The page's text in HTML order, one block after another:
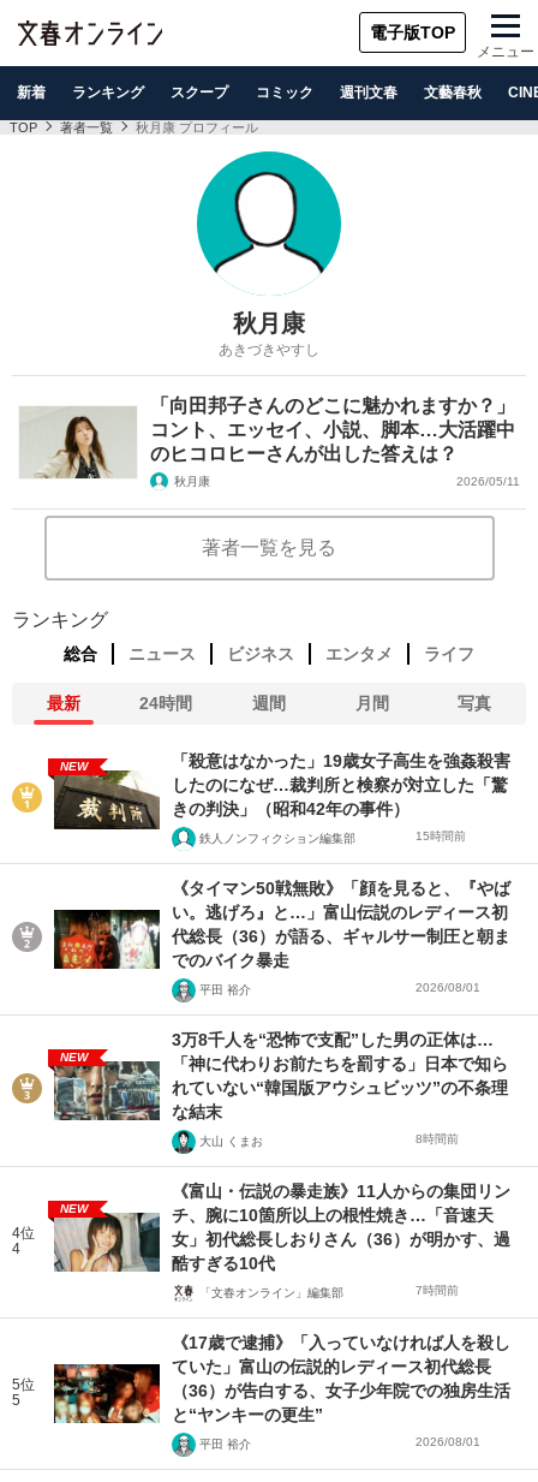
電子版TOP
メニュー
新着 ランキング スクープ コミック 週刊文春 文藝春秋
TOP 著者一覧 秋月康 プロフィール
秋月康
あきづきやすし
「向田邦子さんのどこに魅かれますか？」
コント、エッセイ、小説、脚本…大活躍中
のヒコロヒーさんが出した答えは？
秋月康 2026/05/11
著者一覧を見る
ランキング
総合 ニュース ビジネス エンタメ ライフ
最新 24時間 週間 月間 写真
NEW
「殺意はなかった」19歳女子高生を強姦殺害
したのになぜ…裁判所と検察が対立した「驚
きの判決」（昭和42年の事件）
鉄人ノンフィクション編集部 15時間前
《タイマン50戦無敗》「顔を見ると、『やば
い。逃げろ』と…」富山伝説のレディース初
代総長（36）が語る、ギャルサー制圧と朝ま
でのバイク暴走
平田 裕介 2026/08/01
NEW
3万8千人を“恐怖で支配”した男の正体は…
「神に代わりお前たちを罰する」日本で知ら
れていない“韓国版アウシュビッツ”の不条理
な結末
大山 くまお 8時間前
4位
4
NEW
《富山・伝説の暴走族》11人からの集団リン
チ、腕に10箇所以上の根性焼き…「音速天
女」初代総長しおりさん（36）が明かす、過
酷すぎる10代
「文春オンライン」編集部 7時間前
5位
5
《17歳で逮捕》「入っていなければ人を殺し
ていた」富山の伝説的レディース初代総長
（36）が告白する、女子少年院での独房生活
と“ヤンキーの更生”
平田 裕介 2026/08/01